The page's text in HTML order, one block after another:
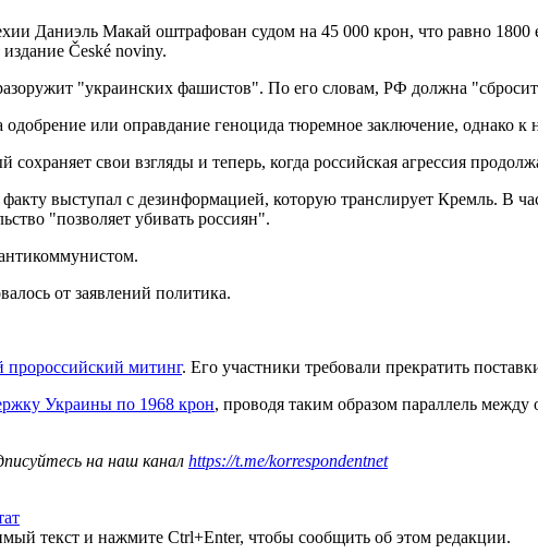
Даниэль Макай оштрафован судом на 45 000 крон, что равно 1800
издание České noviny.
"украинских фашистов". По его словам, РФ должна
одобрение или оправдание геноцида тюремное заключение, однако
свои взгляды и теперь, когда российская агрессия
выступал с дезинформацией, которую транслирует Кремль. В
"позволяет убивать россиян".
от заявлений политика.
митинг. Его участники требовали прекратить
Украины по 1968 крон, проводя таким образом параллель
на наш канал https://t.me/korrespondentnet
текст и нажмите Ctrl+Enter, чтобы сообщить об этом редакции.